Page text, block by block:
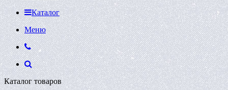
Каталог
Меню
Каталог товаров